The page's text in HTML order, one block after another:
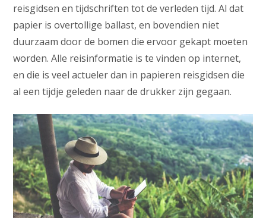
reisgidsen en tijdschriften tot de verleden tijd. Al dat
papier is overtollige ballast, en bovendien niet
duurzaam door de bomen die ervoor gekapt moeten
worden. Alle reisinformatie is te vinden op internet,
en die is veel actueler dan in papieren reisgidsen die
al een tijdje geleden naar de drukker zijn gegaan.